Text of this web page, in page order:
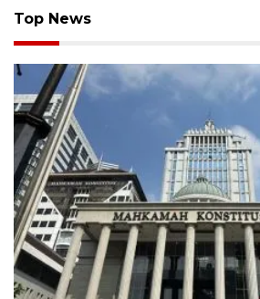
Top News